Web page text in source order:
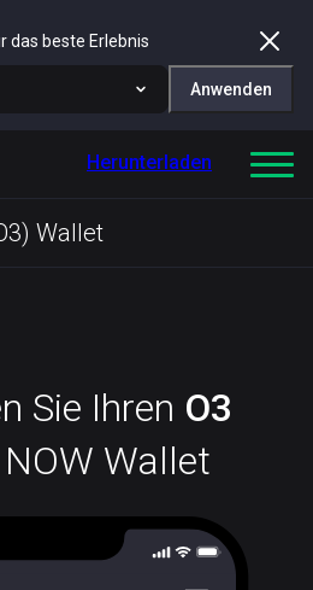
das beste Erlebnis
Anwenden
Herunterladen
Wallet
Sie Ihren O3
Wallet